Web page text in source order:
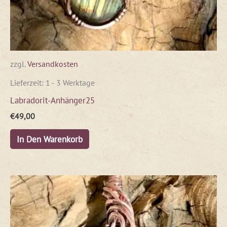
zzgl.Versandkosten
Lieferzeit: 1 - 3 Werktage
Labradorit-Anhänger25
€49,00
In Den Warenkorb